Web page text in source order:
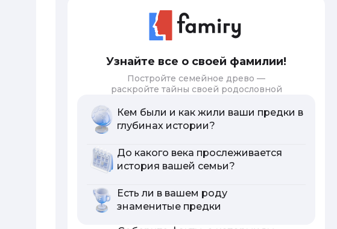
Узнайте все о своей фамилии!
Постройте семейное древо —
раскройте тайны своей родословной
Кем были и как жили ваши предки в
глубинах истории?
До какого века прослеживается
история вашей семьи?
Есть ли в вашем роду
знаменитые предки